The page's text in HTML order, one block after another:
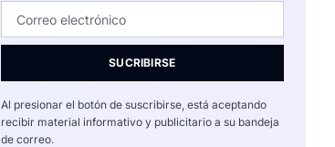
SUCRIBIRSE
Al presionar el botón de suscribirse, está aceptando
recibir material informativo y publicitario a su bandeja
de correo.